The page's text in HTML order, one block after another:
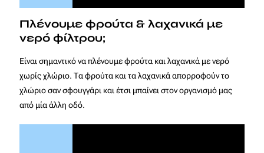
Πλένουμε φρούτα & λαχανικά με
νερό φίλτρου;
Είναι σημαντικό να πλένουμε φρούτα και λαχανικά με νερό
χωρίς χλώριο. Τα φρούτα και τα λαχανικά απορροφούν το
χλώριο σαν σφουγγάρι και έτσι μπαίνει στον οργανισμό μας
από μία άλλη οδό.